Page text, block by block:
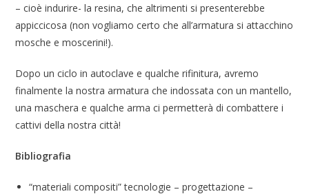
– cioè indurire- la resina, che altrimenti si presenterebbe
appiccicosa (non vogliamo certo che all’armatura si attacchino
mosche e moscerini!).
Dopo un ciclo in autoclave e qualche rifinitura, avremo
finalmente la nostra armatura che indossata con un mantello,
una maschera e qualche arma ci permetterà di combattere i
cattivi della nostra città!
Bibliografia
“materiali compositi” tecnologie – progettazione –